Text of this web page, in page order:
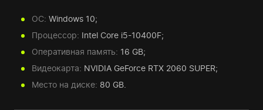
ОС: Windows 10;
Процессор: Intel Core i5-10400F;
Оперативная память: 16 GB;
Видеокарта: NVIDIA GeForce RTX 2060 SUPER;
Место на диске: 80 GB.